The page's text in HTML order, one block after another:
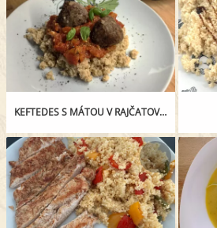
KEFTEDES S MÁTOU V RAJČATOVÉ OMÁČCE SE SKOŘICÍ A MÁSLOVÝM KUSKUSEM